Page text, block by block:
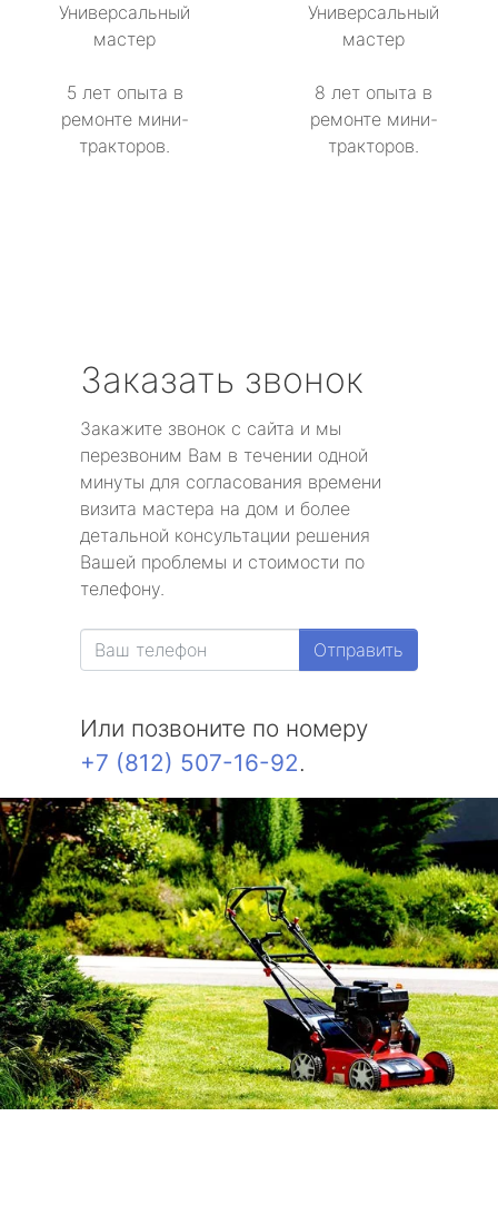
Универсальный
мастер
5 лет опыта в
ремонте мини-
тракторов.
Универсальный
мастер
8 лет опыта в
ремонте мини-
тракторов.
Заказать звонок
Закажите звонок с сайта и мы
перезвоним Вам в течении одной
минуты для согласования времени
визита мастера на дом и более
детальной консультации решения
Вашей проблемы и стоимости по
телефону.
Отправить
Или позвоните по номеру
+7 (812) 507-16-92.